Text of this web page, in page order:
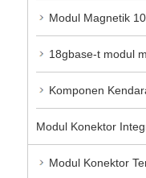
Modul Magnetik
18gbase-t modul
Komponen
Modul Konektor
Modul Konektor